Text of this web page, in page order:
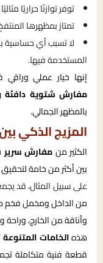
توفر توازنًا حراريًا
تمتاز بمظهرها
لا تسبب أي حساسية
المستخدمة فيها.
إنها خيار عملي
مفارش شتوية دافئة
بالمظهر الجمالي.
المزيج الذكي
الكثير منمفارش سرير
بين أكثر من خامة لتحقيق
على سبيل المثال، قد
من الداخل ومخمل فخم
وأناقة من الخارج،
هذهالخامات المتنوعة
قطعة فنية متكاملة